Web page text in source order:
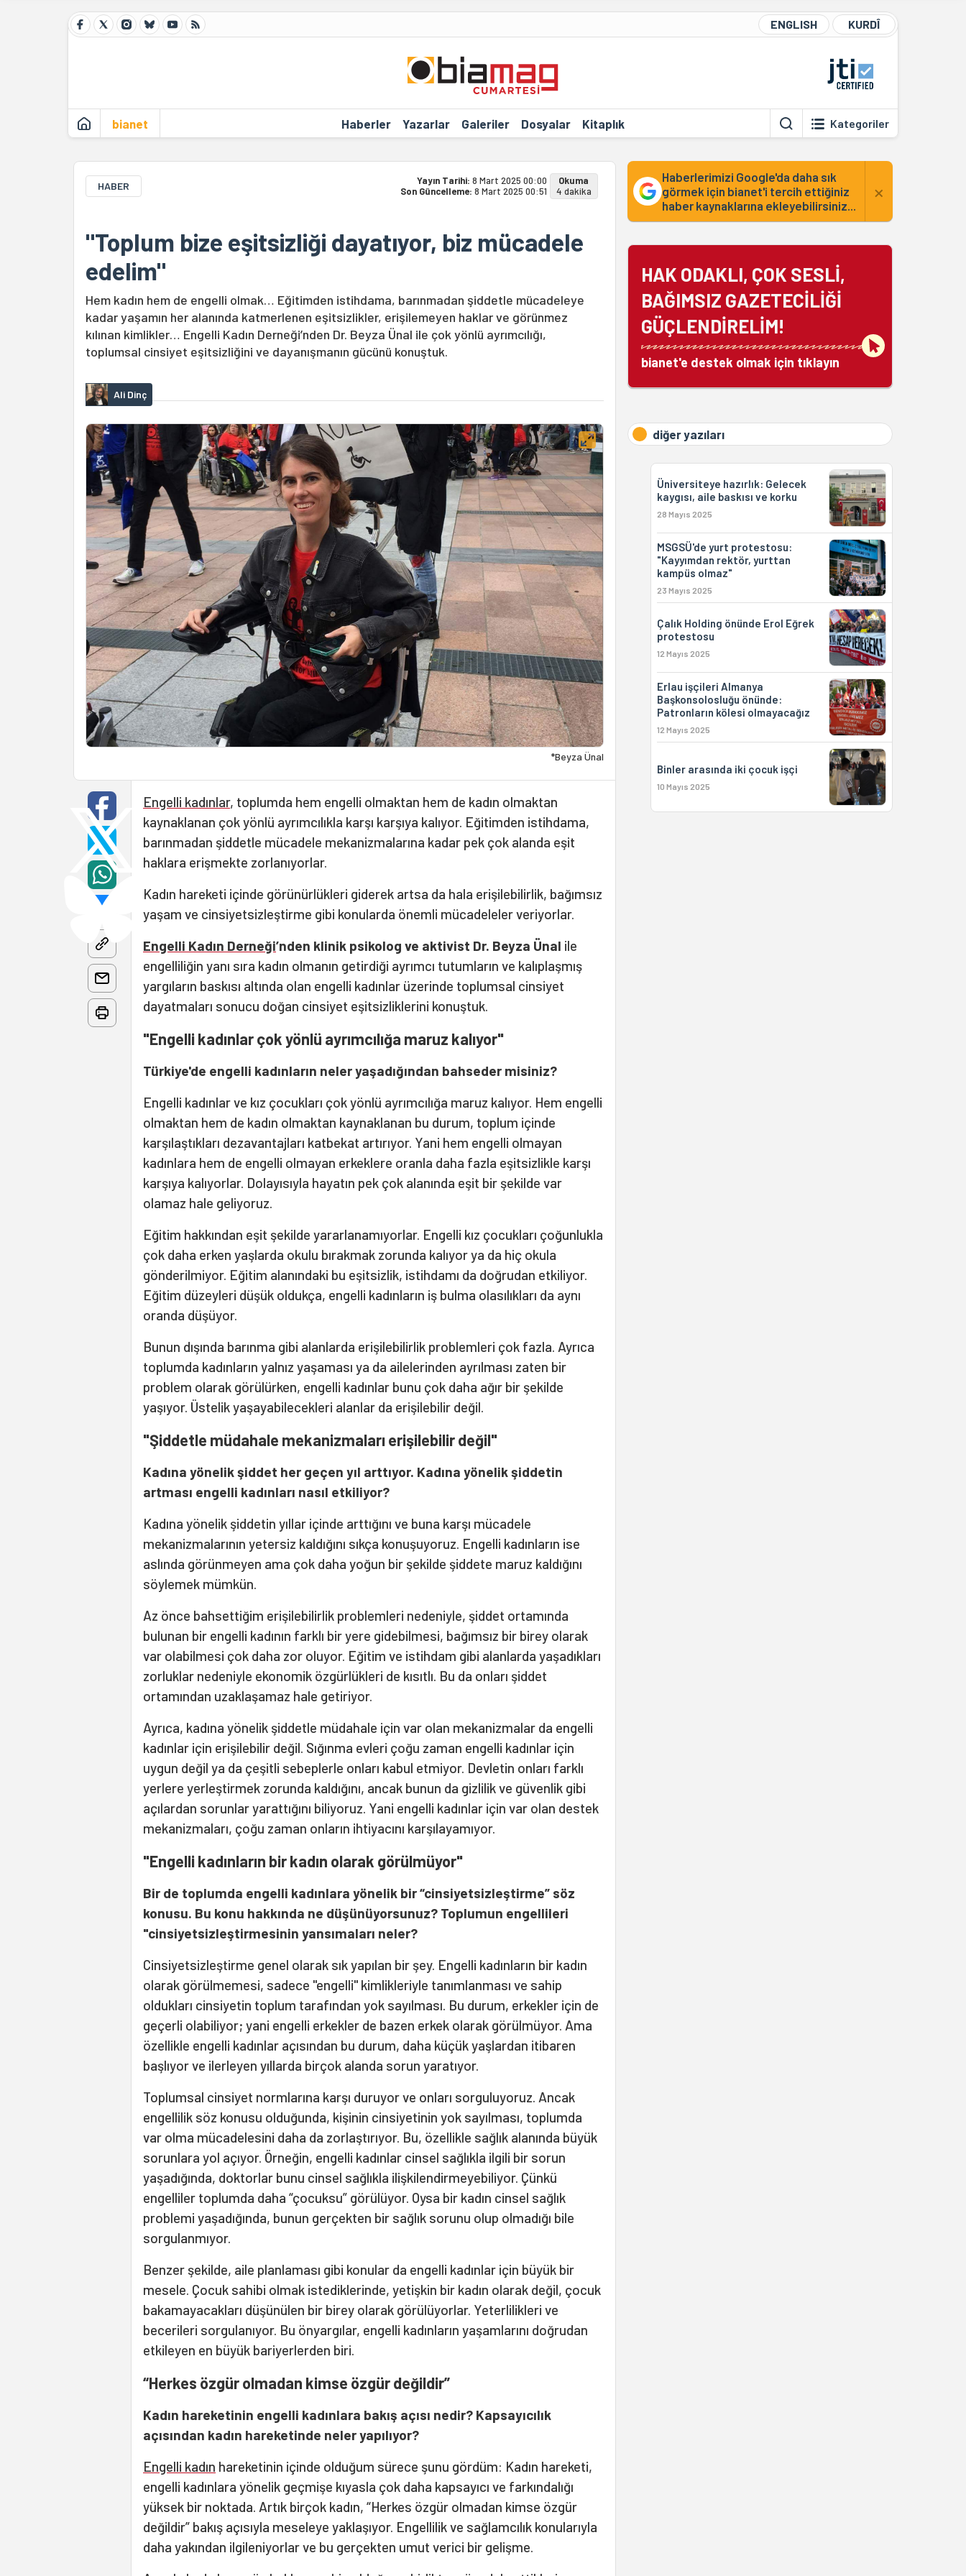
ENGLISH KURDÎ
bianet Haberler Yazarlar Galeriler Dosyalar Kitaplık Kategoriler
HABER Yayın Tarihi: 8 Mart 2025 00:00
Son Güncelleme: 8 Mart 2025 00:51
Okuma
4 dakika
"Toplum bize eşitsizliği dayatıyor, biz mücadele
edelim"
Hem kadın hem de engelli olmak… Eğitimden istihdama, barınmadan şiddetle mücadeleye
kadar yaşamın her alanında katmerlenen eşitsizlikler, erişilemeyen haklar ve görünmez
kılınan kimlikler… Engelli Kadın Derneği’nden Dr. Beyza Ünal ile çok yönlü ayrımcılığı,
toplumsal cinsiyet eşitsizliğini ve dayanışmanın gücünü konuştuk.
Ali Dinç
*Beyza Ünal
Engelli kadınlar, toplumda hem engelli olmaktan hem de kadın olmaktan
kaynaklanan çok yönlü ayrımcılıkla karşı karşıya kalıyor. Eğitimden istihdama,
barınmadan şiddetle mücadele mekanizmalarına kadar pek çok alanda eşit
haklara erişmekte zorlanıyorlar.
Kadın hareketi içinde görünürlükleri giderek artsa da hala erişilebilirlik, bağımsız
yaşam ve cinsiyetsizleştirme gibi konularda önemli mücadeleler veriyorlar.
Engelli Kadın Derneği’nden klinik psikolog ve aktivist Dr. Beyza Ünal ile
engelliliğin yanı sıra kadın olmanın getirdiği ayrımcı tutumların ve kalıplaşmış
yargıların baskısı altında olan engelli kadınlar üzerinde toplumsal cinsiyet
dayatmaları sonucu doğan cinsiyet eşitsizliklerini konuştuk.
"Engelli kadınlar çok yönlü ayrımcılığa maruz kalıyor"
Türkiye'de engelli kadınların neler yaşadığından bahseder misiniz?
Engelli kadınlar ve kız çocukları çok yönlü ayrımcılığa maruz kalıyor. Hem engelli
olmaktan hem de kadın olmaktan kaynaklanan bu durum, toplum içinde
karşılaştıkları dezavantajları katbekat artırıyor. Yani hem engelli olmayan
kadınlara hem de engelli olmayan erkeklere oranla daha fazla eşitsizlikle karşı
karşıya kalıyorlar. Dolayısıyla hayatın pek çok alanında eşit bir şekilde var
olamaz hale geliyoruz.
Eğitim hakkından eşit şekilde yararlanamıyorlar. Engelli kız çocukları çoğunlukla
çok daha erken yaşlarda okulu bırakmak zorunda kalıyor ya da hiç okula
gönderilmiyor. Eğitim alanındaki bu eşitsizlik, istihdamı da doğrudan etkiliyor.
Eğitim düzeyleri düşük oldukça, engelli kadınların iş bulma olasılıkları da aynı
oranda düşüyor.
Bunun dışında barınma gibi alanlarda erişilebilirlik problemleri çok fazla. Ayrıca
toplumda kadınların yalnız yaşaması ya da ailelerinden ayrılması zaten bir
problem olarak görülürken, engelli kadınlar bunu çok daha ağır bir şekilde
yaşıyor. Üstelik yaşayabilecekleri alanlar da erişilebilir değil.
"Şiddetle müdahale mekanizmaları erişilebilir değil"
Kadına yönelik şiddet her geçen yıl arttıyor. Kadına yönelik şiddetin
artması engelli kadınları nasıl etkiliyor?
Kadına yönelik şiddetin yıllar içinde arttığını ve buna karşı mücadele
mekanizmalarının yetersiz kaldığını sıkça konuşuyoruz. Engelli kadınların ise
aslında görünmeyen ama çok daha yoğun bir şekilde şiddete maruz kaldığını
söylemek mümkün.
Az önce bahsettiğim erişilebilirlik problemleri nedeniyle, şiddet ortamında
bulunan bir engelli kadının farklı bir yere gidebilmesi, bağımsız bir birey olarak
var olabilmesi çok daha zor oluyor. Eğitim ve istihdam gibi alanlarda yaşadıkları
zorluklar nedeniyle ekonomik özgürlükleri de kısıtlı. Bu da onları şiddet
ortamından uzaklaşamaz hale getiriyor.
Ayrıca, kadına yönelik şiddetle müdahale için var olan mekanizmalar da engelli
kadınlar için erişilebilir değil. Sığınma evleri çoğu zaman engelli kadınlar için
uygun değil ya da çeşitli sebeplerle onları kabul etmiyor. Devletin onları farklı
yerlere yerleştirmek zorunda kaldığını, ancak bunun da gizlilik ve güvenlik gibi
açılardan sorunlar yarattığını biliyoruz. Yani engelli kadınlar için var olan destek
mekanizmaları, çoğu zaman onların ihtiyacını karşılayamıyor.
"Engelli kadınların bir kadın olarak görülmüyor"
Bir de toplumda engelli kadınlara yönelik bir “cinsiyetsizleştirme” söz
konusu. Bu konu hakkında ne düşünüyorsunuz? Toplumun engellileri
"cinsiyetsizleştirmesinin yansımaları neler?
Cinsiyetsizleştirme genel olarak sık yapılan bir şey. Engelli kadınların bir kadın
olarak görülmemesi, sadece "engelli" kimlikleriyle tanımlanması ve sahip
oldukları cinsiyetin toplum tarafından yok sayılması. Bu durum, erkekler için de
geçerli olabiliyor; yani engelli erkekler de bazen erkek olarak görülmüyor. Ama
özellikle engelli kadınlar açısından bu durum, daha küçük yaşlardan itibaren
başlıyor ve ilerleyen yıllarda birçok alanda sorun yaratıyor.
Toplumsal cinsiyet normlarına karşı duruyor ve onları sorguluyoruz. Ancak
engellilik söz konusu olduğunda, kişinin cinsiyetinin yok sayılması, toplumda
var olma mücadelesini daha da zorlaştırıyor. Bu, özellikle sağlık alanında büyük
sorunlara yol açıyor. Örneğin, engelli kadınlar cinsel sağlıkla ilgili bir sorun
yaşadığında, doktorlar bunu cinsel sağlıkla ilişkilendirmeyebiliyor. Çünkü
engelliler toplumda daha “çocuksu” görülüyor. Oysa bir kadın cinsel sağlık
problemi yaşadığında, bunun gerçekten bir sağlık sorunu olup olmadığı bile
sorgulanmıyor.
Benzer şekilde, aile planlaması gibi konular da engelli kadınlar için büyük bir
mesele. Çocuk sahibi olmak istediklerinde, yetişkin bir kadın olarak değil, çocuk
bakamayacakları düşünülen bir birey olarak görülüyorlar. Yeterlilikleri ve
becerileri sorgulanıyor. Bu önyargılar, engelli kadınların yaşamlarını doğrudan
etkileyen en büyük bariyerlerden biri.
“Herkes özgür olmadan kimse özgür değildir”
Kadın hareketinin engelli kadınlara bakış açısı nedir? Kapsayıcılık
açısından kadın hareketinde neler yapılıyor?
Engelli kadın hareketinin içinde olduğum sürece şunu gördüm: Kadın hareketi,
engelli kadınlara yönelik geçmişe kıyasla çok daha kapsayıcı ve farkındalığı
yüksek bir noktada. Artık birçok kadın, “Herkes özgür olmadan kimse özgür
değildir” bakış açısıyla meseleye yaklaşıyor. Engellilik ve sağlamcılık konularıyla
daha yakından ilgileniyorlar ve bu gerçekten umut verici bir gelişme.
Haberlerimizi Google'da daha sık
görmek için bianet'i tercih ettiğiniz
haber kaynaklarına ekleyebilirsiniz...
×
HAK ODAKLI, ÇOK SESLİ,
BAĞIMSIZ GAZETECİLİĞİ
GÜÇLENDİRELİM!
bianet'e destek olmak için tıklayın
diğer yazıları
Üniversiteye hazırlık: Gelecek
kaygısı, aile baskısı ve korku
28 Mayıs 2025
MSGSÜ'de yurt protestosu:
"Kayyımdan rektör, yurttan
kampüs olmaz"
23 Mayıs 2025
Çalık Holding önünde Erol Eğrek
protestosu
12 Mayıs 2025
Erlau işçileri Almanya
Başkonsolosluğu önünde:
Patronların kölesi olmayacağız
12 Mayıs 2025
Binler arasında iki çocuk işçi
10 Mayıs 2025